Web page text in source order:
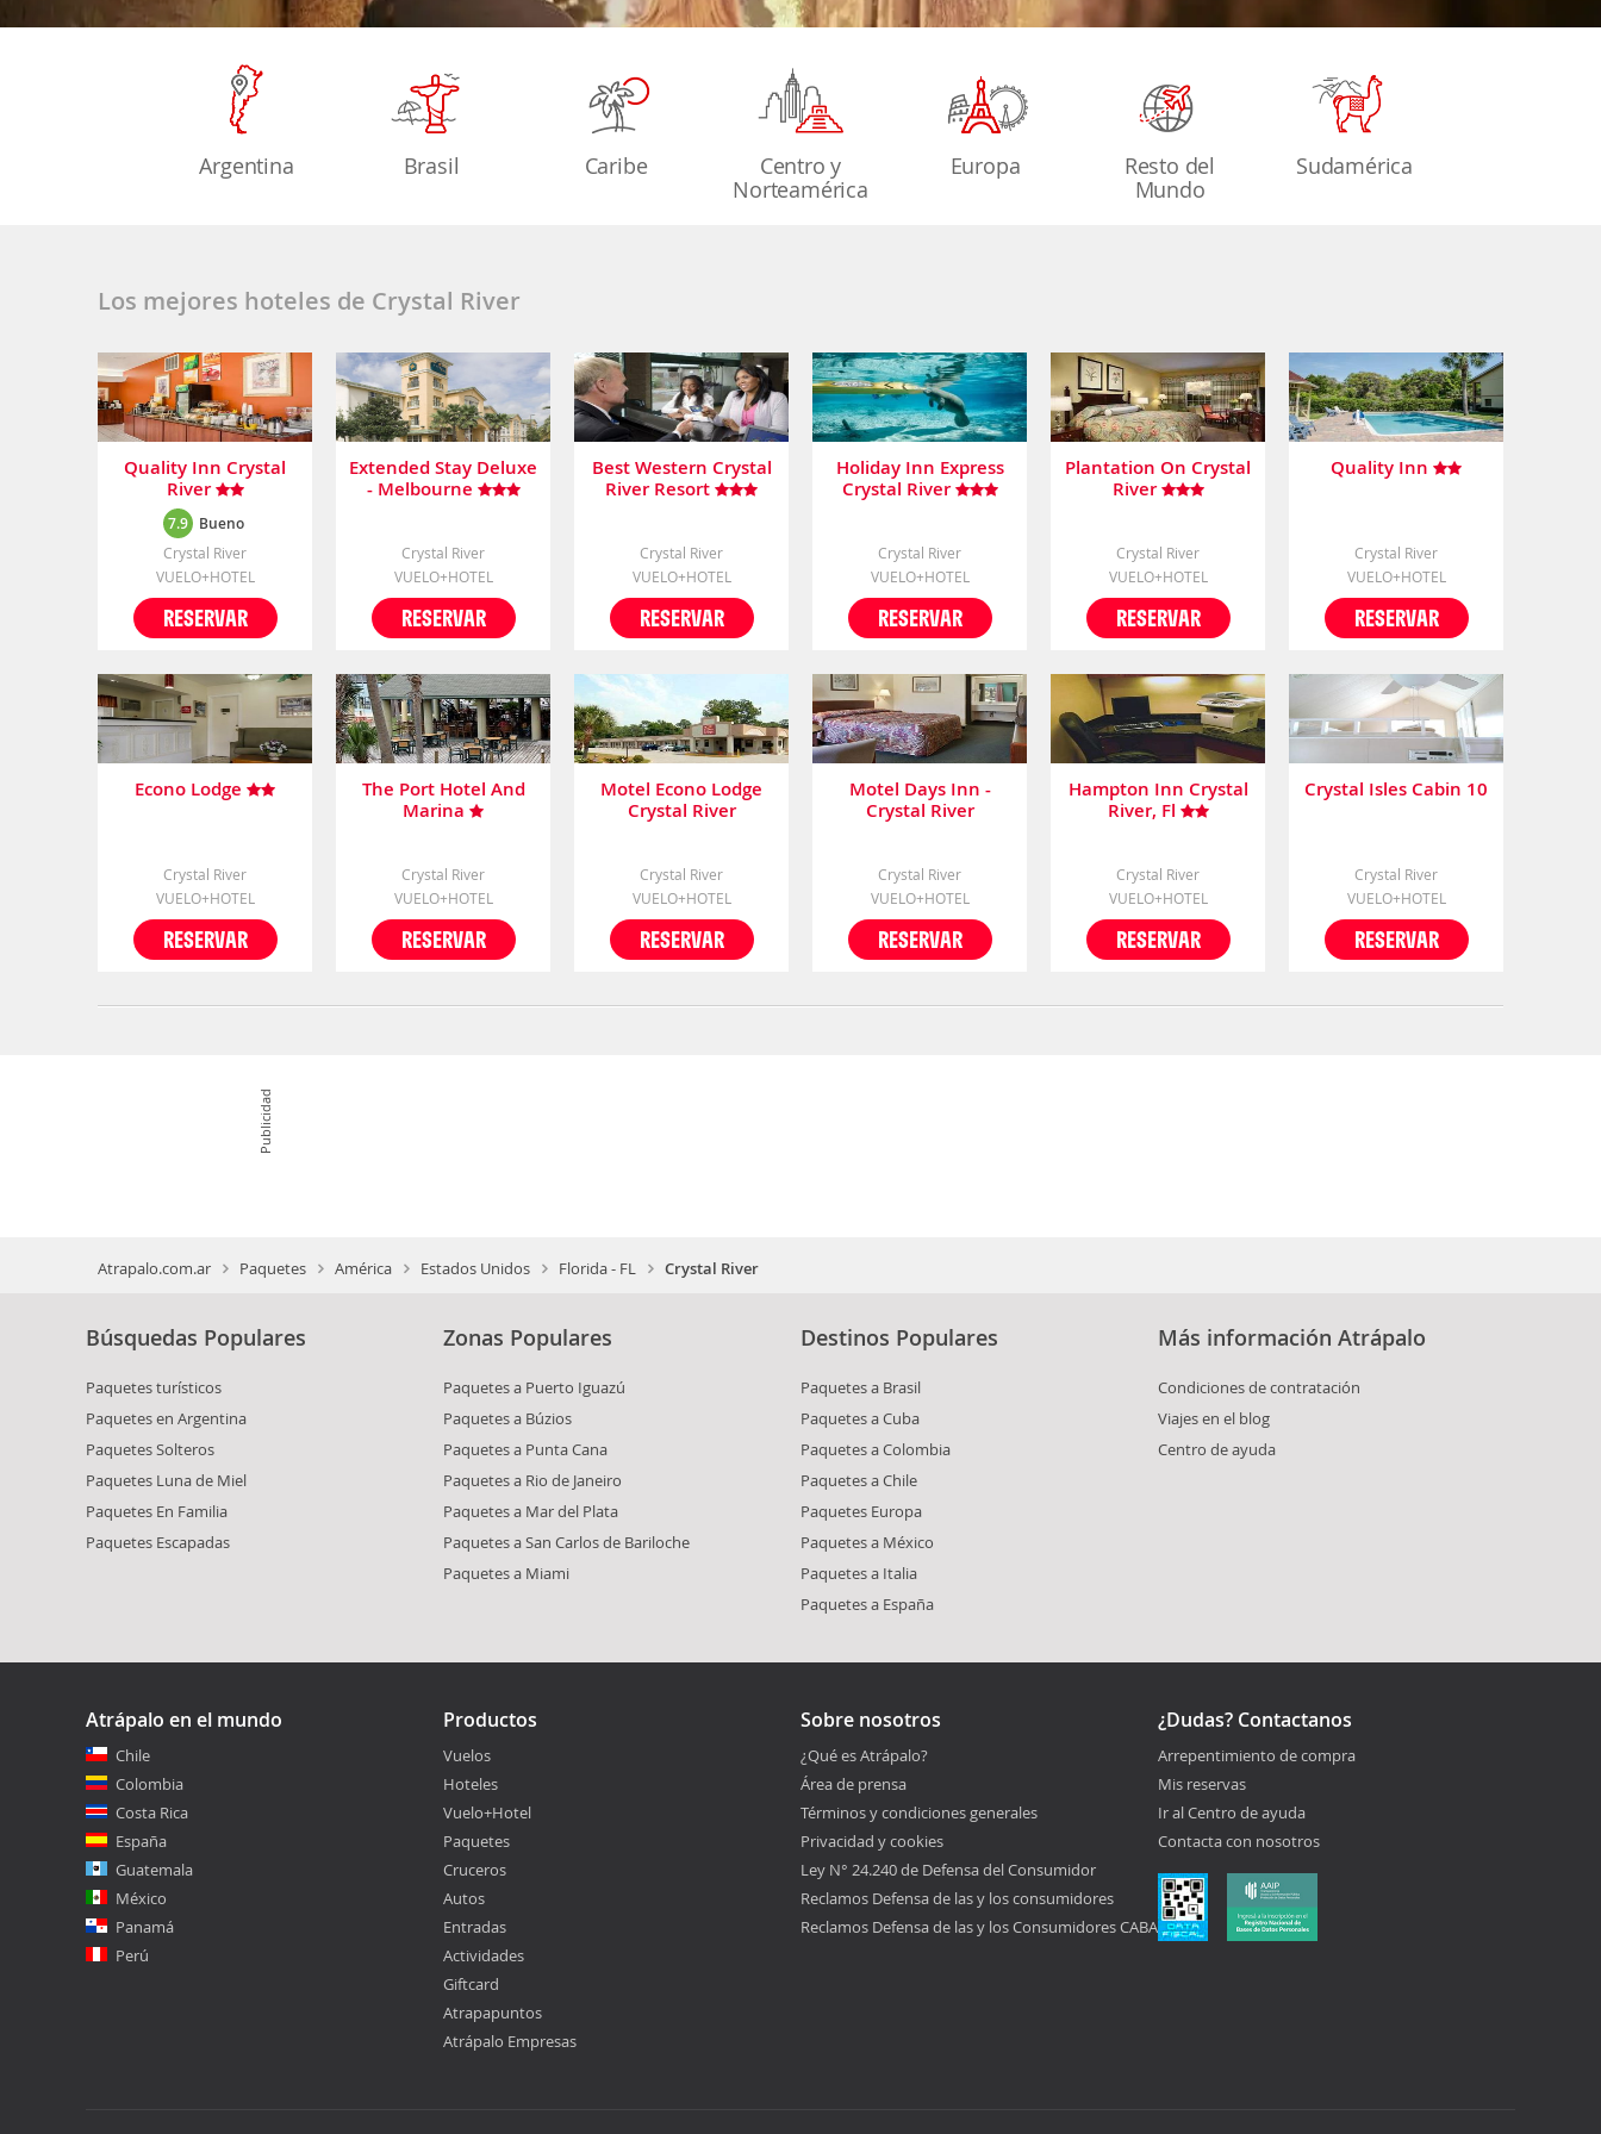
Argentina Brasil Caribe
Centro y
Norteamérica
Europa
Resto del
Mundo
Sudamérica
Los mejores hoteles de Crystal River
Quality Inn Crystal
River
7.9 Bueno
Crystal River
VUELO+HOTEL
RESERVAR
Extended Stay Deluxe
- Melbourne
Crystal River
VUELO+HOTEL
RESERVAR
Best Western Crystal
River Resort
Crystal River
VUELO+HOTEL
RESERVAR
Holiday Inn Express
Crystal River
Crystal River
VUELO+HOTEL
RESERVAR
Plantation On Crystal
River
Crystal River
VUELO+HOTEL
RESERVAR
Quality Inn
Crystal River
VUELO+HOTEL
RESERVAR
Econo Lodge
Crystal River
VUELO+HOTEL
RESERVAR
The Port Hotel And
Marina
Crystal River
VUELO+HOTEL
RESERVAR
Motel Econo Lodge
Crystal River
Crystal River
VUELO+HOTEL
RESERVAR
Motel Days Inn -
Crystal River
Crystal River
VUELO+HOTEL
RESERVAR
Hampton Inn Crystal
River, Fl
Crystal River
VUELO+HOTEL
RESERVAR
Crystal Isles Cabin 10
Crystal River
VUELO+HOTEL
RESERVAR
Publicidad
Atrapalo.com.ar Paquetes América Estados Unidos Florida - FL Crystal River
Búsquedas Populares
Paquetes turísticos
Paquetes en Argentina
Paquetes Solteros
Paquetes Luna de Miel
Paquetes En Familia
Paquetes Escapadas
Zonas Populares
Paquetes a Puerto Iguazú
Paquetes a Búzios
Paquetes a Punta Cana
Paquetes a Rio de Janeiro
Paquetes a Mar del Plata
Paquetes a San Carlos de Bariloche
Paquetes a Miami
Destinos Populares
Paquetes a Brasil
Paquetes a Cuba
Paquetes a Colombia
Paquetes a Chile
Paquetes Europa
Paquetes a México
Paquetes a Italia
Paquetes a España
Más información Atrápalo
Condiciones de contratación
Viajes en el blog
Centro de ayuda
Atrápalo en el mundo
Chile
Colombia
Costa Rica
España
Guatemala
México
Panamá
Perú
Productos
Vuelos
Hoteles
Vuelo+Hotel
Paquetes
Cruceros
Autos
Entradas
Actividades
Giftcard
Atrapapuntos
Atrápalo Empresas
Sobre nosotros
¿Qué es Atrápalo?
Área de prensa
Términos y condiciones generales
Privacidad y cookies
Ley N° 24.240 de Defensa del Consumidor
Reclamos Defensa de las y los consumidores
Reclamos Defensa de las y los Consumidores CABA
¿Dudas? Contactanos
Arrepentimiento de compra
Mis reservas
Ir al Centro de ayuda
Contacta con nosotros